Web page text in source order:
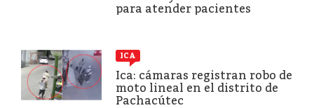
para atender pacientes
ICA
Ica: cámaras registran robo de
moto lineal en el distrito de
Pachacútec